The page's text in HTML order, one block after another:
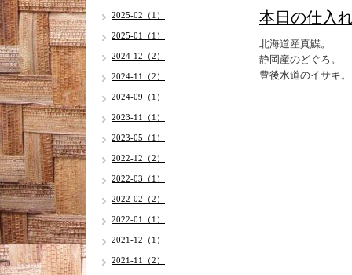
本日の仕入
北海道産真鰈。
静岡産のどぐろ。
豊後水道のイサキ。
2025-02（1）
2025-01（1）
2024-12（2）
2024-11（2）
2024-09（1）
2023-11（1）
2023-05（1）
2022-12（2）
2022-03（1）
2022-02（2）
2022-01（1）
2021-12（1）
2021-11（2）